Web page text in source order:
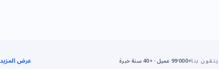
+99٬000 عميل · +40 سنة خبرة عرض المزيد